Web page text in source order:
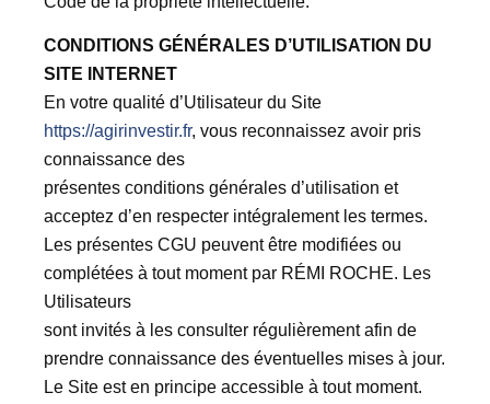
CONDITIONS GÉNÉRALES D’UTILISATION DU
SITE INTERNET
En votre qualité d’Utilisateur du Site
https://agirinvestir.fr, vous reconnaissez avoir pris
connaissance des
présentes conditions générales d’utilisation et
acceptez d’en respecter intégralement les termes.
Les présentes CGU peuvent être modifiées ou
complétées à tout moment par RÉMI ROCHE. Les
Utilisateurs
sont invités à les consulter régulièrement afin de
prendre connaissance des éventuelles mises à jour.
Le Site est en principe accessible à tout moment.